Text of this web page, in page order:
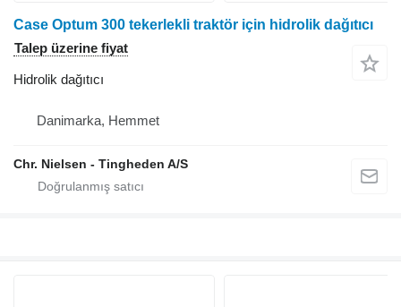
Case Optum 300 tekerlekli traktör için hidrolik dağıtıcı
Talep üzerine fiyat
Hidrolik dağıtıcı
Danimarka, Hemmet
Chr. Nielsen - Tingheden A/S